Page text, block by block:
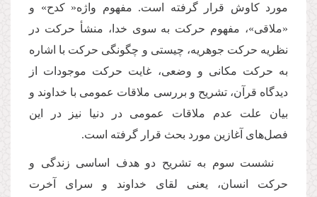
مورد كاوش قرار گرفته است. مفهوم واژه« كدح» و
«ملاقی»، مفهوم حركت به سوی خدا، منشأ حركت در
نظریه حركت جوهریه، چیستی و چگونگی حركت با اشاره
به حركت مكانی و وضعی، غایت حركت موجودات از
دیدگاه قرآن، تشریح و بررسی ملاقات عمومی با خداوند و
بیان علت عدم ملاقات عمومی در دنیا نیز در این
فصل‌های آغازین مورد بحث قرار گرفته است.
نشست سوم به تشریح دو هدف اساسی زندگی و
حركت انسان، یعنی لقای خداوند و سرای آخرت